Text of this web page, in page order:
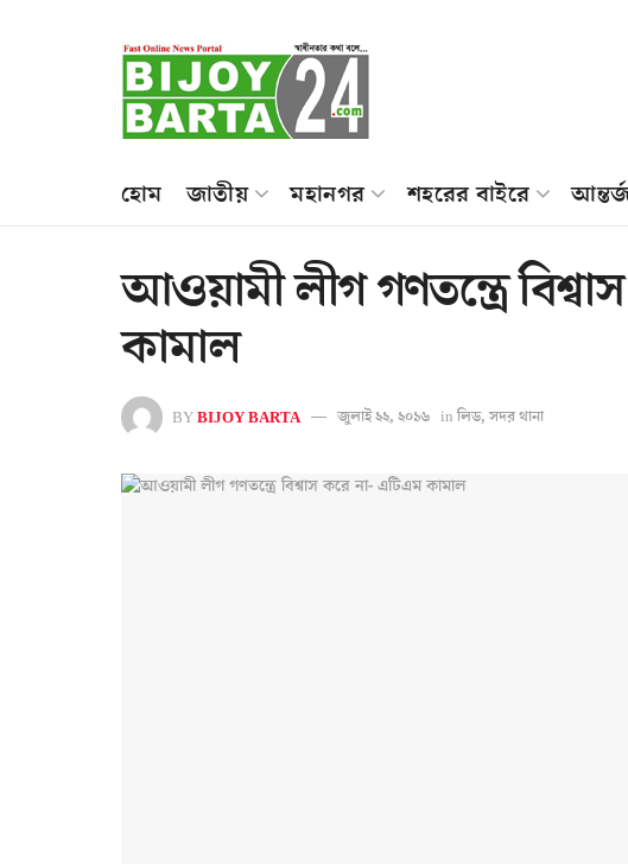
হোম জাতীয় মহানগর শহরের বাইরে
আওয়ামী লীগ গণতন্ত্রে
কামাল
BYBIJOY BARTA জুলাই ২২, ২০১৬ in লিড, সদর থানা